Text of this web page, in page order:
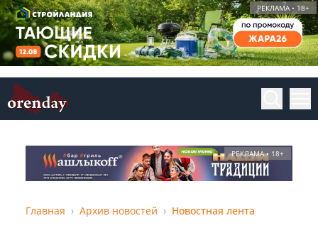
РЕКЛАМА • 18+
РЕКЛАМА • 18+
Главная Архив новостей Новостная лента